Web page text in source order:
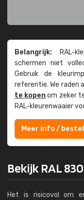
Belangrijk: RAL-
schermen niet
Gebruik de
referentie. We raden
te kopenom zeker
RAL-kleuren­waaier
Meer info /
Bekijk RAL
Het is risicovol om